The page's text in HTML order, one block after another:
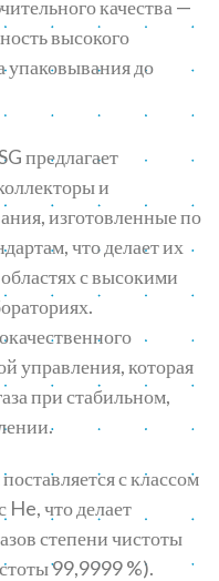
качества —
высокого
упаковывания до
предлагает
и
изготовленные по
что делает их
с высокими
управления, которая
при стабильном,
с классом
что делает
степени чистоты
99,9999 %).